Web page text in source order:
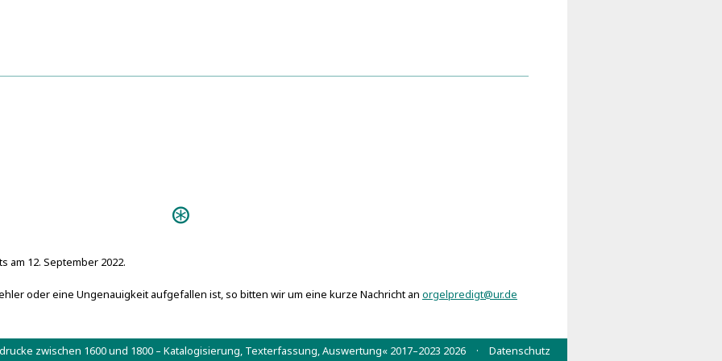
Johannes Zahn
Epiktet
Luther, Martin
am 12. September 2022.
oder eine Ungenauigkeit aufgefallen ist, so bitten wir um eine kurze Nachricht an orgelpredigt@ur.de
zwischen 1600 und 1800 – Katalogisierung, Texterfassung, Auswertung« 2017–2023 2026 · Datenschutz